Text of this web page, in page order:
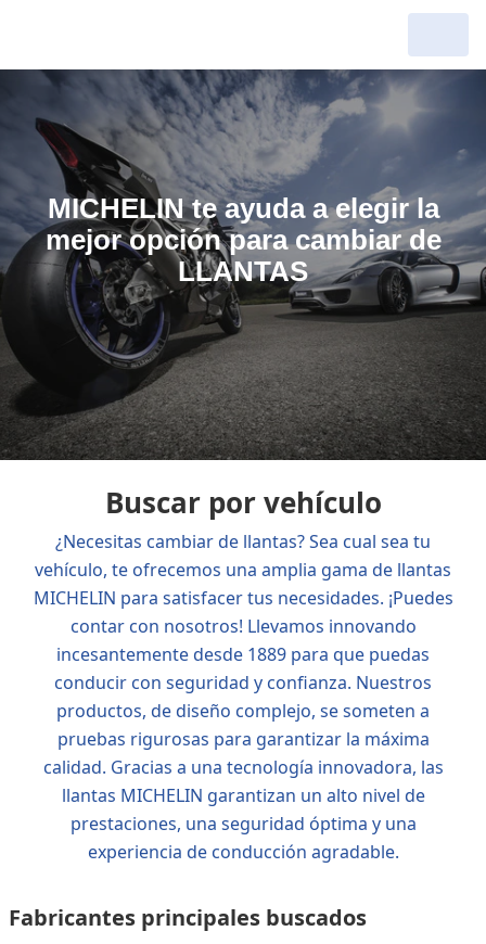
MICHELIN te ayuda a elegir la
mejor opción para cambiar de
LLANTAS
Buscar por vehículo
¿Necesitas cambiar de llantas? Sea cual sea tu
vehículo, te ofrecemos una amplia gama de llantas
MICHELIN para satisfacer tus necesidades. ¡Puedes
contar con nosotros! Llevamos innovando
incesantemente desde 1889 para que puedas
conducir con seguridad y confianza. Nuestros
productos, de diseño complejo, se someten a
pruebas rigurosas para garantizar la máxima
calidad. Gracias a una tecnología innovadora, las
llantas MICHELIN garantizan un alto nivel de
prestaciones, una seguridad óptima y una
experiencia de conducción agradable.
Fabricantes principales buscados